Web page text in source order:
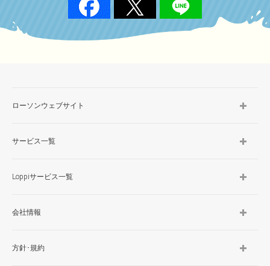
ローソンウェブサイト
サービス一覧
Loppiサービス一覧
会社情報
方針･規約